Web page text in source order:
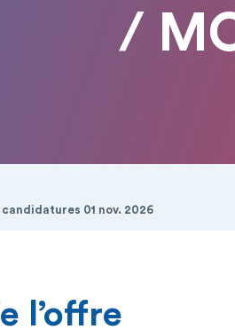
/
01 nov. 2026
l’offre